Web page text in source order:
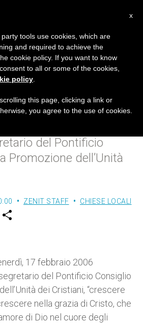
dei cristiani
nella grazia di
del Pontificio
Promozione dell’Unità
ZENIT STAFF CHIESE LOCALI
w
17 febbraio 2006
del Pontificio Consiglio
dei Cristiani, “crescere
nella grazia di Cristo, che
di Dio nel cuore degli
x
tools use cookies, which are
and required to achieve the
cookie policy. If you want to know
to all or some of the cookies,
policy
this page, clicking a link or
you agree to the use of cookies.